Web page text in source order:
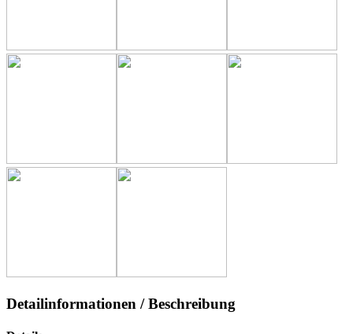
Detailinformationen / Beschreibung